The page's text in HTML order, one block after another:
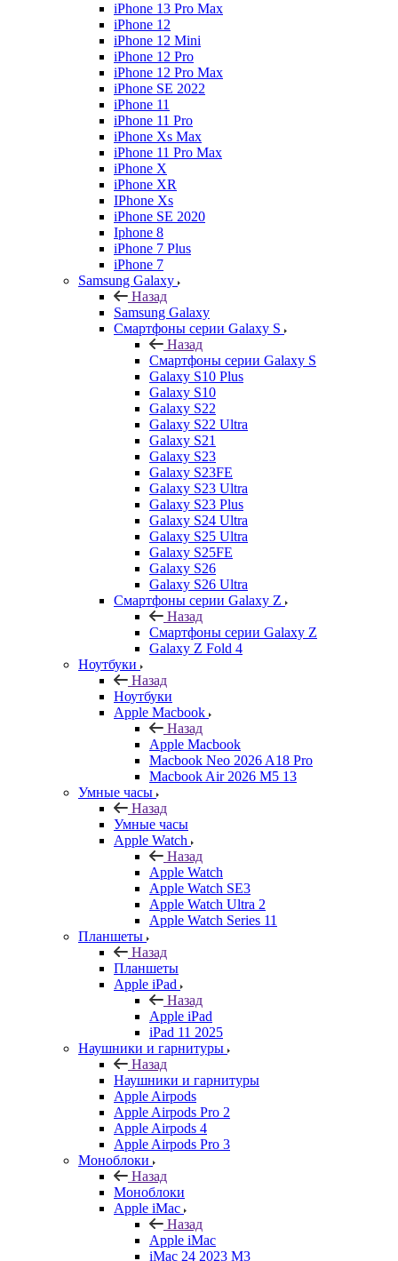
iPhone 13 Pro Max
iPhone 12
iPhone 12 Mini
iPhone 12 Pro
iPhone 12 Pro Max
iPhone SE 2022
iPhone 11
iPhone 11 Pro
iPhone Xs Max
iPhone 11 Pro Max
iPhone X
iPhone XR
IPhone Xs
iPhone SE 2020
Iphone 8
iPhone 7 Plus
iPhone 7
Samsung Galaxy
Назад
Samsung Galaxy
Смартфоны серии Galaxy S
Назад
Смартфоны серии Galaxy S
Galaxy S10 Plus
Galaxy S10
Galaxy S22
Galaxy S22 Ultra
Galaxy S21
Galaxy S23
Galaxy S23FE
Galaxy S23 Ultra
Galaxy S23 Plus
Galaxy S24 Ultra
Galaxy S25 Ultra
Galaxy S25FE
Galaxy S26
Galaxy S26 Ultra
Смартфоны серии Galaxy Z
Назад
Смартфоны серии Galaxy Z
Galaxy Z Fold 4
Ноутбуки
Назад
Ноутбуки
Apple Macbook
Назад
Apple Macbook
Macbook Neo 2026 A18 Pro
Macbook Air 2026 M5 13
Умные часы
Назад
Умные часы
Apple Watch
Назад
Apple Watch
Apple Watch SE3
Apple Watch Ultra 2
Apple Watch Series 11
Планшеты
Назад
Планшеты
Apple iPad
Назад
Apple iPad
iPad 11 2025
Наушники и гарнитуры
Назад
Наушники и гарнитуры
Apple Airpods
Apple Airpods Pro 2
Apple Airpods 4
Apple Airpods Pro 3
Моноблоки
Назад
Моноблоки
Apple iMac
Назад
Apple iMac
iMac 24 2023 M3